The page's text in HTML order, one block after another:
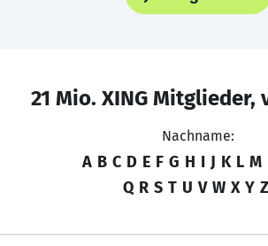
21 Mio. XING Mitglieder,
Nachname:
A B C D E F G H I J K L M
Q R S T U V W X Y Z